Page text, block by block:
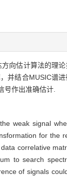
向估计算法的理
并结合MUSIC谱
号作出准确估计.
weak signal
for the
correlative
to search
of signals